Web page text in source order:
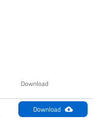
Download
Download